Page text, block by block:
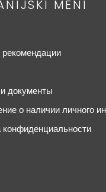
MENI
документы
о наличии личного
конфиденциальности